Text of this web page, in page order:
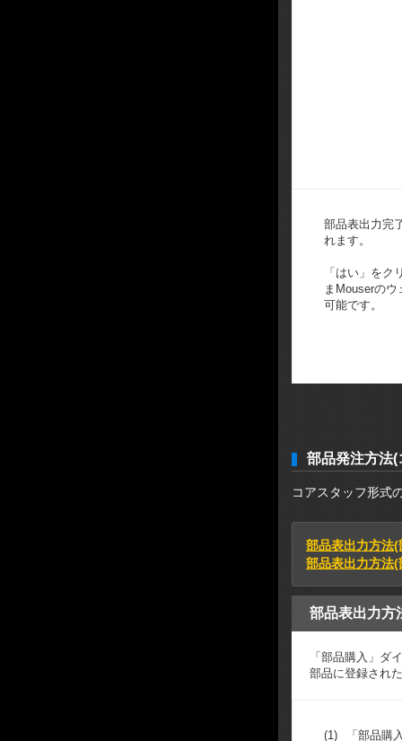
部品表出力完
れます。
「はい」をク
まMouserの
可能です。
部品発注方法(
コアスタッフ形式
部品表出力方法
部品表出力方法
部品表出力方
「部品購入」ダ
部品に登録され
(1) 「部品購